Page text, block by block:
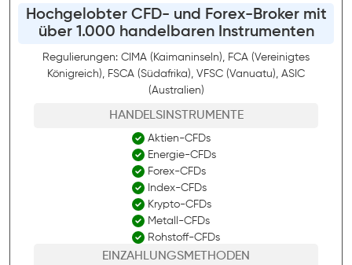
Hochgelobter CFD- und Forex-Broker mit
über 1.000 handelbaren Instrumenten
Regulierungen: CIMA (Kaimaninseln), FCA (Vereinigtes
Königreich), FSCA (Südafrika), VFSC (Vanuatu), ASIC
(Australien)
HANDELSINSTRUMENTE
Aktien-CFDs
Energie-CFDs
Forex-CFDs
Index-CFDs
Krypto-CFDs
Metall-CFDs
Rohstoff-CFDs
EINZAHLUNGSMETHODEN